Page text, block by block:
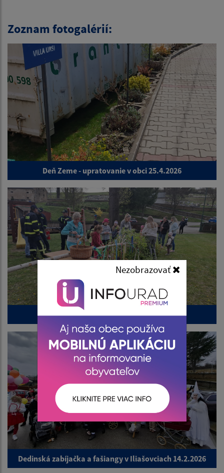
Nezobrazovať
Zoznam fotogalérií:
Deň Zeme - upratovanie v obci 25.4.2026
Stavanie mája 1.5.2026
Dedinská zabíjačka a fašiangy v Iliašovciach 14.2.2026